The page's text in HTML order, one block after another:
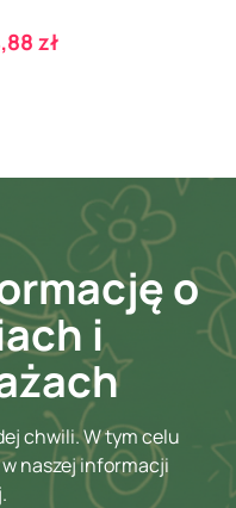
zł
o
i
chwili. W tym celu
naszej informacji